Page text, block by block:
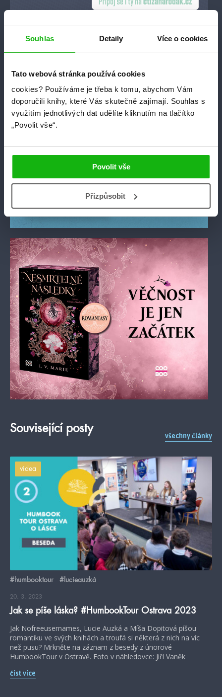
Souhlas Detaily Více o cookies
Tato webová stránka používá cookies
cookies? Používáme je třeba k tomu, abychom Vám
doporučili knihy, které Vás skutečně zajímají. Souhlas s
využitím jednotlivých dat udělíte kliknutím na tlačítko
„Povolit vše“.
Povolit vše
Přizpůsobit
Související posty
všechny články
videa
#humbooktour #lucieauzká
20. 3. 2023
Jak se píše láska? #HumbookTour Ostrava 2023
Jak Nofreeusernames, Lucie Auzká a Míša Dopitová píšou
romantiku ve svých knihách a troufá si některá z nich na víc
než pusu? Mrkněte na záznam z besedy z únorové
HumbookTour v Ostravě. Foto v náhledovce: Jiří Vaněk
číst více